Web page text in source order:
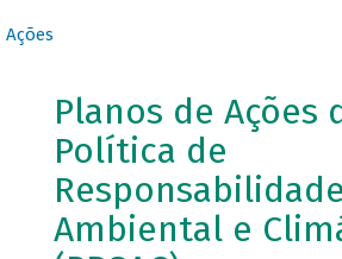
Ações
Planos de Ações
Política de
Ambiental e